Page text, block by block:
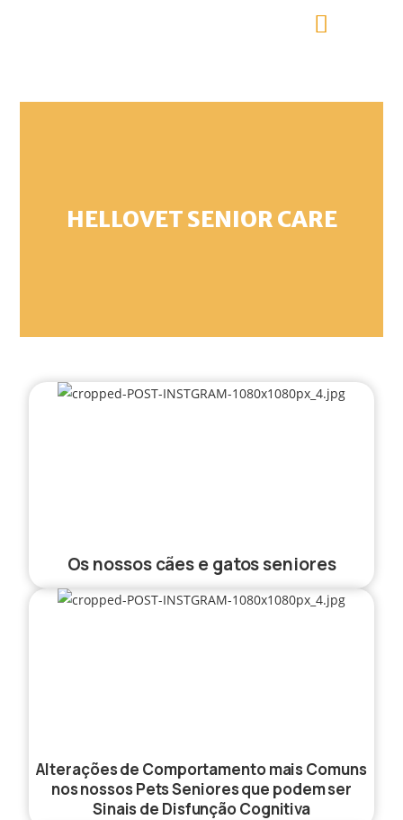
HELLOVET SENIOR CARE
Os nossos cães e gatos seniores
Alterações de Comportamento mais Comuns
nos nossos Pets Seniores que podem ser
Sinais de Disfunção Cognitiva